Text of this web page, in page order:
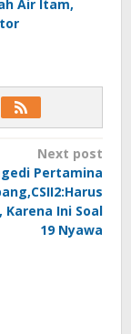
Air Itam,
Next post
Pertamina
Karena Ini Soal
19 Nyawa